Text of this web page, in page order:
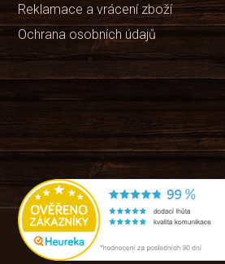
Reklamace a vrácení zboží
Ochrana osobních údajů